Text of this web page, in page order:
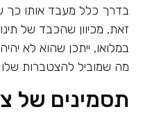
בדרך כלל מעבד אותו כך
זאת, מכיוון שהכבד של
במלואו, ייתכן שהוא לא
מה שמוביל להצטברות
תסמינים של